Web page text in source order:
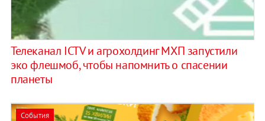
Телеканал ICTV и агрохолдинг МХП запустили
эко флешмоб, чтобы напомнить о спасении
планеты
События